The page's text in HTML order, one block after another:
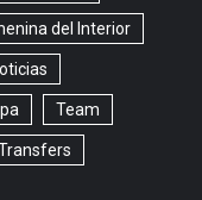
del Interior
Team